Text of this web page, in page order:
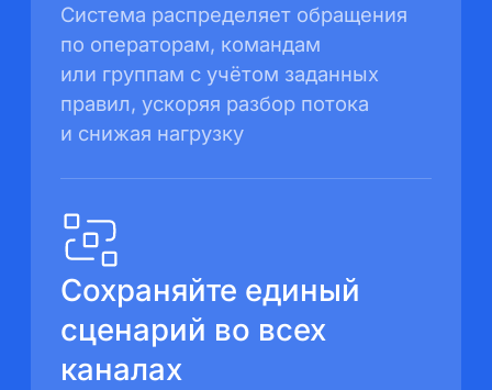
Система распределяет обращения
по операторам, командам
или группам с учётом заданных
правил, ускоряя разбор потока
и снижая нагрузку
Сохраняйте единый
сценарий во всех
каналах